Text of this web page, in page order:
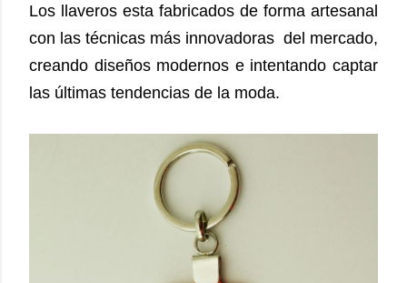
Los llaveros esta fabricados de forma artesanal
con las técnicas más innovadoras del mercado,
creando diseños modernos e intentando captar
las últimas tendencias de la moda.